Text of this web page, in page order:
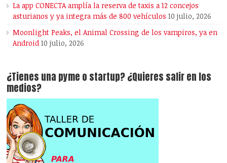
La app CONECTA amplía la reserva de taxis a 12 concejos
asturianos y ya integra más de 800 vehículos 10 julio, 2026
Moonlight Peaks, el Animal Crossing de los vampiros, ya en
Android 10 julio, 2026
¿Tienes una pyme o startup? ¿Quieres salir en los
medios?